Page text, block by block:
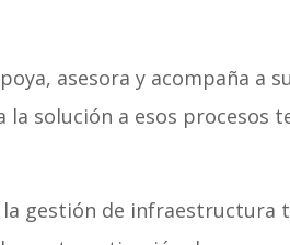
asesora y acompaña a
solución a esos procesos
gestión de infraestructura